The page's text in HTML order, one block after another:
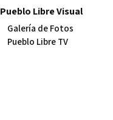
Pueblo Libre Visual
Galería de Fotos
Pueblo Libre TV